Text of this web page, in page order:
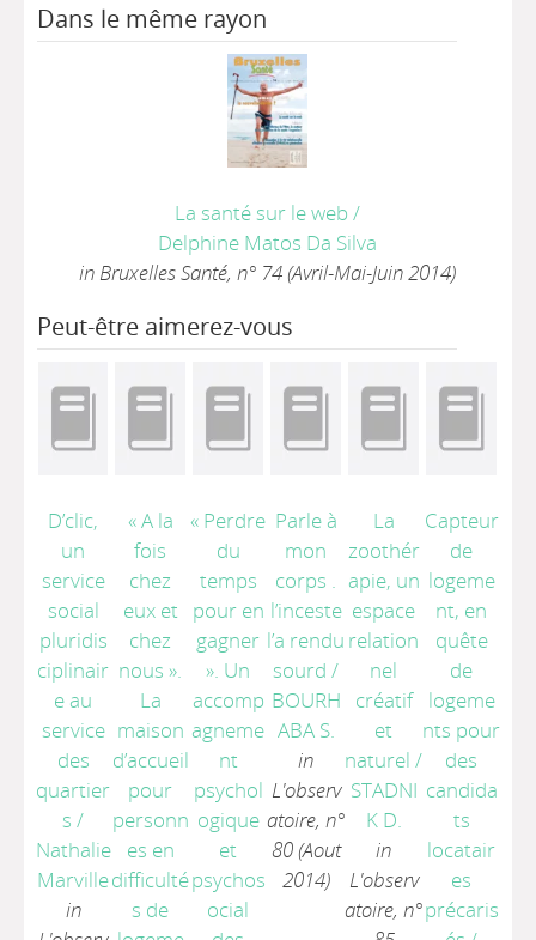
Dans le même rayon
La santé sur le web /
Delphine Matos Da Silva
in Bruxelles Santé, n° 74 (Avril-Mai-Juin 2014)
Peut-être aimerez-vous
D’clic,
un
service
social
pluridis
ciplinair
e au
service
des
quartier
s /
Nathalie
Marville
in
« A la
fois
chez
eux et
chez
nous ».
La
maison
d’accueil
pour
personn
es en
difficulté
s de
« Perdre
du
temps
pour en
gagner
». Un
accomp
agneme
nt
psychol
ogique
et
psychos
ocial
Parle à
mon
corps .
l’inceste
l’a rendu
sourd /
BOURH
ABA S.
in
L'observ
atoire, n°
80 (Aout
2014)
La
zoothér
apie, un
espace
relation
nel
créatif
et
naturel /
STADNI
K D.
in
L'observ
atoire, n°
Capteur
de
logeme
nt, en
quête
de
logeme
nts pour
des
candida
ts
locatair
es
précaris